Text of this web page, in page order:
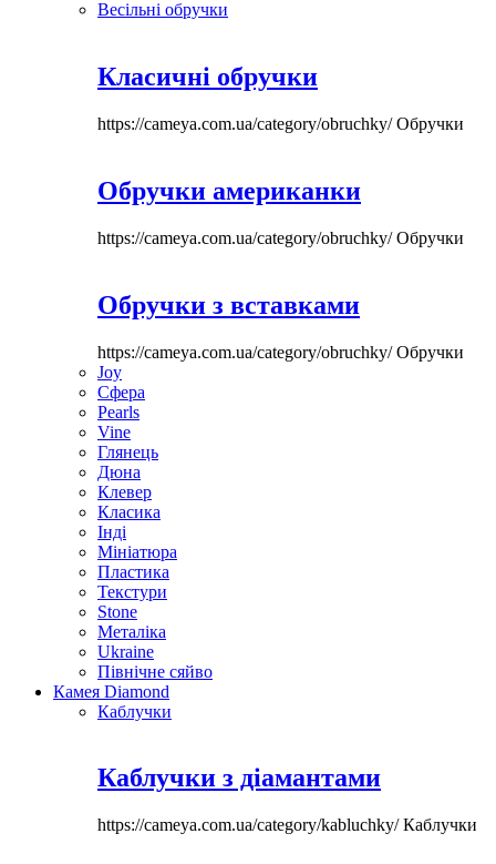
Весільні обручки
Класичні обручки
https://cameya.com.ua/category/obruchky/Обручки
Обручки американки
https://cameya.com.ua/category/obruchky/Обручки
Обручки з вставками
https://cameya.com.ua/category/obruchky/Обручки
Joy
Сфера
Pearls
Vine
Глянець
Дюна
Клевер
Класика
Інді
Мініатюра
Пластика
Текстури
Stone
Металіка
Ukraine
Північне сяйво
Камея Diamond
Каблучки
Каблучки з діамантами
https://cameya.com.ua/category/kabluchky/Каблучки